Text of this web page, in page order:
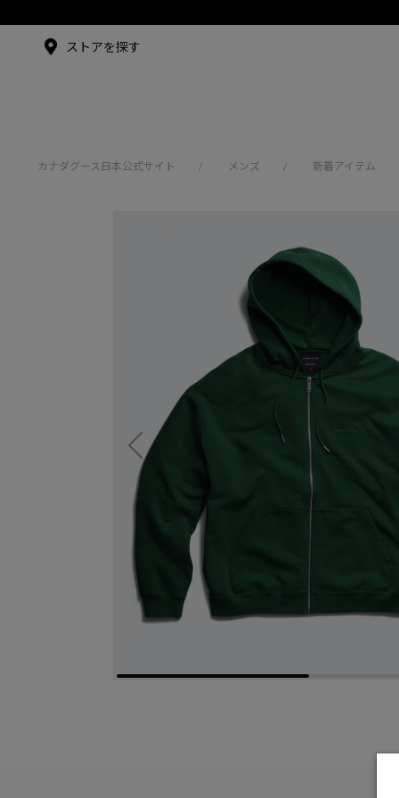
アンバサダー
ストアを探す
カナダグース日本公式サイト / メンズ / 新着アイテム